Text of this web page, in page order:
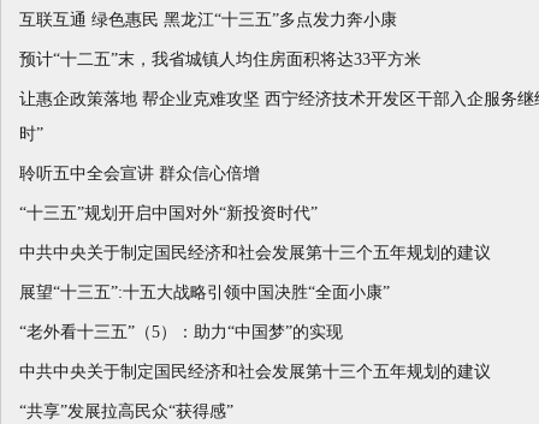
互联互通 绿色惠民 黑龙江“十三五”多点发力奔小康
预计“十二五”末，我省城镇人均住房面积将达33平方米
让惠企政策落地 帮企业克难攻坚 西宁经济技术开发区干部入企服务继
时”
聆听五中全会宣讲 群众信心倍增
“十三五”规划开启中国对外“新投资时代”
中共中央关于制定国民经济和社会发展第十三个五年规划的建议
展望“十三五”:十五大战略引领中国决胜“全面小康”
“老外看十三五”（5）：助力“中国梦”的实现
中共中央关于制定国民经济和社会发展第十三个五年规划的建议
“共享”发展拉高民众“获得感”